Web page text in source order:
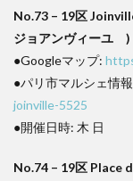
No.73 – 19区
ジョアンヴィーユ )
●Googleマップ:
●パリ市マルシェ情
joinville-5525
●開催日時: 木 日
No.74 – 19区 Place